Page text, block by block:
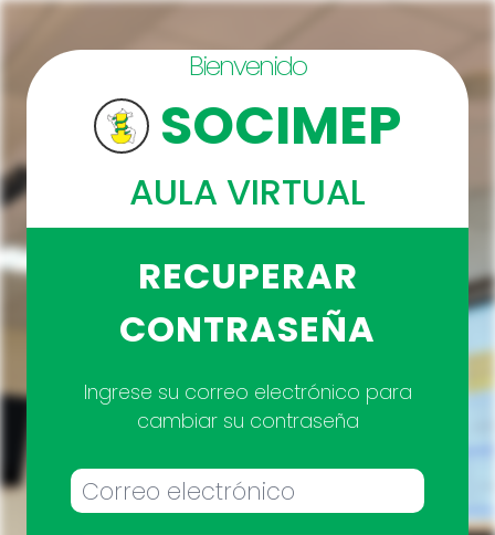
Bienvenido
SOCIMEP
AULA VIRTUAL
RECUPERAR
CONTRASEÑA
Ingrese su correo electrónico para
cambiar su contraseña